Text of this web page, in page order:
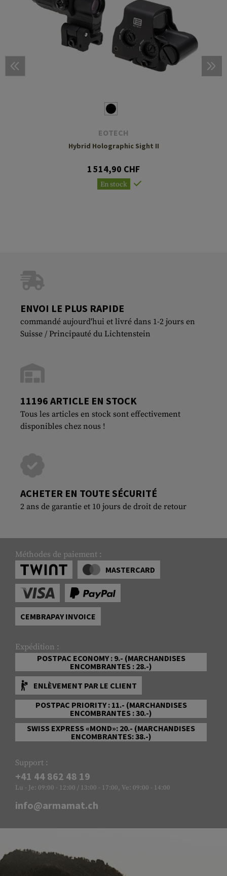
EOTECH
Hybrid Holographic Sight II
1 514,90 CHF
En stock
ENVOI LE PLUS RAPIDE
commandé aujourd'hui et livré dans 1-2 jours en
Suisse / Principauté du Lichtenstein
11196 ARTICLE EN STOCK
Tous les articles en stock sont effectivement
disponibles chez nous !
ACHETER EN TOUTE SÉCURITÉ
2 ans de garantie et 10 jours de droit de retour
Méthodes de paiement :
MASTERCARD
CEMBRAPAY INVOICE
Expédition :
POSTPAC ECONOMY : 9.- (MARCHANDISES
ENCOMBRANTES : 28.-)
ENLÈVEMENT PAR LE CLIENT
POSTPAC PRIORITY : 11.- (MARCHANDISES
ENCOMBRANTES : 30.-)
SWISS EXPRESS «MOND»: 20.- (MARCHANDISES
ENCOMBRANTES: 38.-)
Support :
+41 44 862 48 19
Lu - Je: 09:00 - 12:00 / 13:00 - 17:00, Ve: 09:00 - 14:00
info@armamat.ch